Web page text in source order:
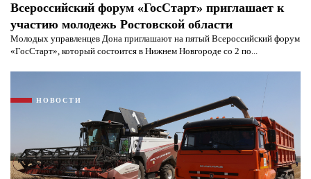
Всероссийский форум «ГосСтарт» приглашает к
участию молодежь Ростовской области
Молодых управленцев Дона приглашают на пятый Всероссийский форум
«ГосСтарт», который состоится в Нижнем Новгороде со 2 по...
НОВОСТИ
Я согласен сполитикой конфиденциальности и
защиты информации*
Я согласен с политикой конфиденциальности и
защиты информации*